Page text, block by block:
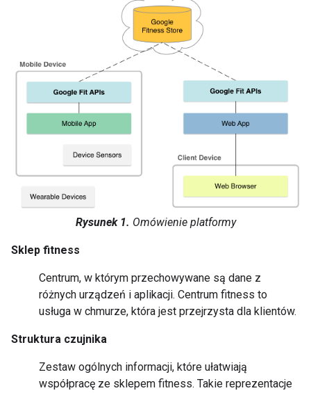
Rysunek 1. Omówienie platformy
Sklep fitness
Centrum, w którym przechowywane są dane z
różnych urządzeń i aplikacji. Centrum fitness to
usługa w chmurze, która jest przejrzysta dla klientów.
Struktura czujnika
Zestaw ogólnych informacji, które ułatwiają
współpracę ze sklepem fitness. Takie reprezentacje